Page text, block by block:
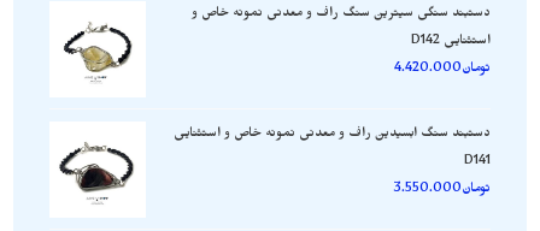
دستبند سنگی سیترین سنگ راف و معدنی نمونه خاص و
استثنایی D142
تومان4.420.000
دستبند سنگ ابسیدین راف و معدنی نمونه خاص و استثنایی
D141
تومان3.550.000